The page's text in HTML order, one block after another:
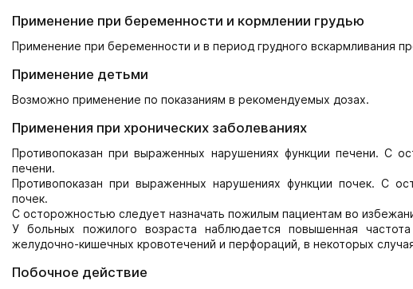
Применение при беременности и кормлении грудью
Применение при беременности и в период грудного вскармливания
Применение детьми
Возможно применение по показаниям в рекомендуемых дозах.
Применения при хронических заболеваниях
Противопоказан при выраженных нарушениях функции печени. С
печени.
Противопоказан при выраженных нарушениях функции почек. С
почек.
С осторожностью следует назначать пожилым пациентам во
У больных пожилого возраста наблюдается повышенная
желудочно-кишечных кровотечений и перфораций, в некоторых
Побочное действие